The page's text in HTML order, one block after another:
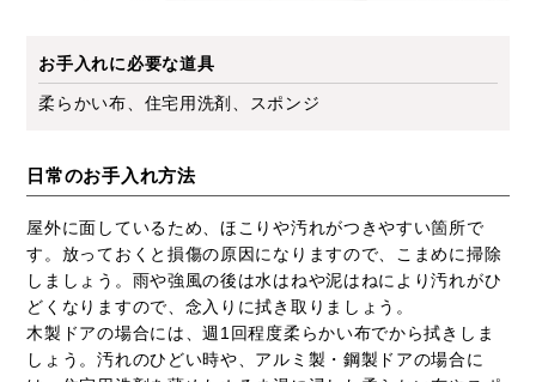
お手入れに必要な道具
柔らかい布、住宅用洗剤、スポンジ
日常のお手入れ方法
屋外に面しているため、ほこりや汚れがつきやすい箇所で
す。放っておくと損傷の原因になりますので、こまめに掃除
しましょう。雨や強風の後は水はねや泥はねにより汚れがひ
どくなりますので、念入りに拭き取りましょう。
木製ドアの場合には、週1回程度柔らかい布でから拭きしま
しょう。汚れのひどい時や、アルミ製・鋼製ドアの場合に